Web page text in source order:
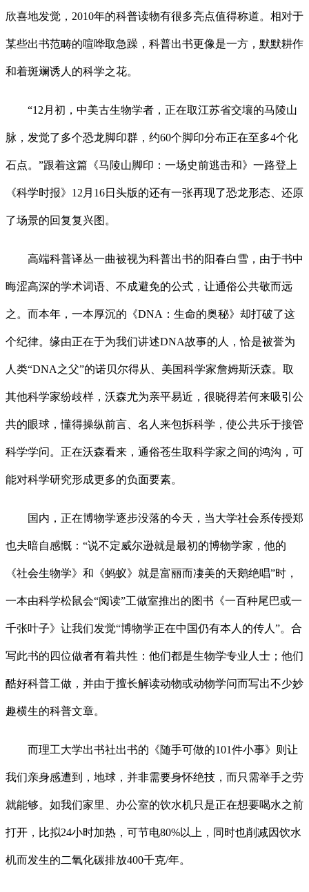
欣喜地发觉，2010年的科普读物有很多亮点值得称道。相对于
某些出书范畴的喧哗取急躁，科普出书更像是一方，默默耕作
和着斑斓诱人的科学之花。
“12月初，中美古生物学者，正在取江苏省交壤的马陵山
脉，发觉了多个恐龙脚印群，约60个脚印分布正在至多4个化
石点。”跟着这篇《马陵山脚印：一场史前逃击和》一路登上
《科学时报》12月16日头版的还有一张再现了恐龙形态、还原
了场景的回复复兴图。
高端科普译丛一曲被视为科普出书的阳春白雪，由于书中
晦涩高深的学术词语、不成避免的公式，让通俗公共敬而远
之。而本年，一本厚沉的《DNA：生命的奥秘》却打破了这
个纪律。缘由正在于为我们讲述DNA故事的人，恰是被誉为
人类“DNA之父”的诺贝尔得从、美国科学家詹姆斯沃森。取
其他科学家纷歧样，沃森尤为亲平易近，很晓得若何来吸引公
共的眼球，懂得操纵前言、名人来包拆科学，使公共乐于接管
科学学问。正在沃森看来，通俗苍生取科学家之间的鸿沟，可
能对科学研究形成更多的负面要素。
国内，正在博物学逐步没落的今天，当大学社会系传授郑
也夫暗自感慨：“说不定威尔逊就是最初的博物学家，他的
《社会生物学》和《蚂蚁》就是富丽而凄美的天鹅绝唱”时，
一本由科学松鼠会“阅读”工做室推出的图书《一百种尾巴或一
千张叶子》让我们发觉“博物学正在中国仍有本人的传人”。合
写此书的四位做者有着共性：他们都是生物学专业人士；他们
酷好科普工做，并由于擅长解读动物或动物学问而写出不少妙
趣横生的科普文章。
而理工大学出书社出书的《随手可做的101件小事》则让
我们亲身感遭到，地球，并非需要身怀绝技，而只需举手之劳
就能够。如我们家里、办公室的饮水机只是正在想要喝水之前
打开，比拟24小时加热，可节电80%以上，同时也削减因饮水
机而发生的二氧化碳排放400千克/年。